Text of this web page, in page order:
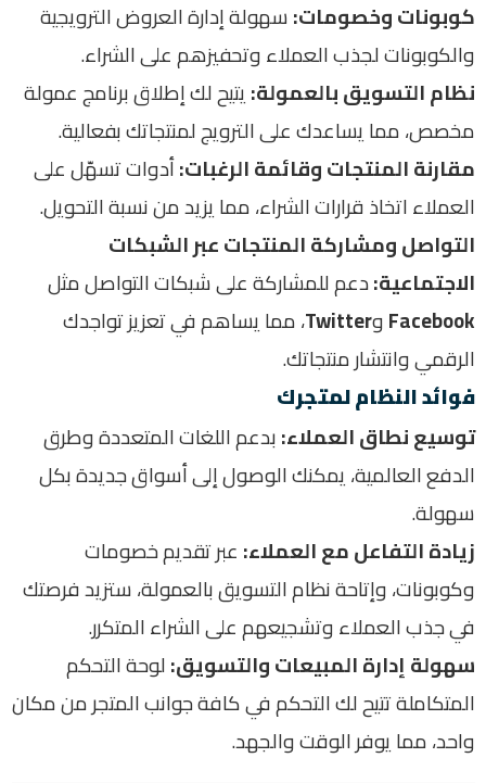
كوبونات وخصومات:سهولة إدارة العروض الترويجية
والكوبونات لجذب العملاء وتحفيزهم على الشراء.
نظام التسويق بالعمولة:يتيح لك إطلاق برنامج عمولة
مخصص، مما يساعدك على الترويج لمنتجاتك بفعالية.
مقارنة المنتجات وقائمة الرغبات:أدوات تسهّل على
العملاء اتخاذ قرارات الشراء، مما يزيد من نسبة التحويل.
التواصل ومشاركة المنتجات عبر الشبكات
الاجتماعية:دعم للمشاركة على شبكات التواصل مثل
FacebookوTwitter، مما يساهم في تعزيز تواجدك
الرقمي وانتشار منتجاتك.
فوائد النظام لمتجرك
توسيع نطاق العملاء:بدعم اللغات المتعددة وطرق
الدفع العالمية، يمكنك الوصول إلى أسواق جديدة بكل
سهولة.
زيادة التفاعل مع العملاء: عبر تقديم خصومات
وكوبونات، وإتاحة نظام التسويق بالعمولة، ستزيد فرصتك
في جذب العملاء وتشجيعهم على الشراء المتكرر.
سهولة إدارة المبيعات والتسويق:لوحة التحكم
المتكاملة تتيح لك التحكم في كافة جوانب المتجر من مكان
واحد، مما يوفر الوقت والجهد.